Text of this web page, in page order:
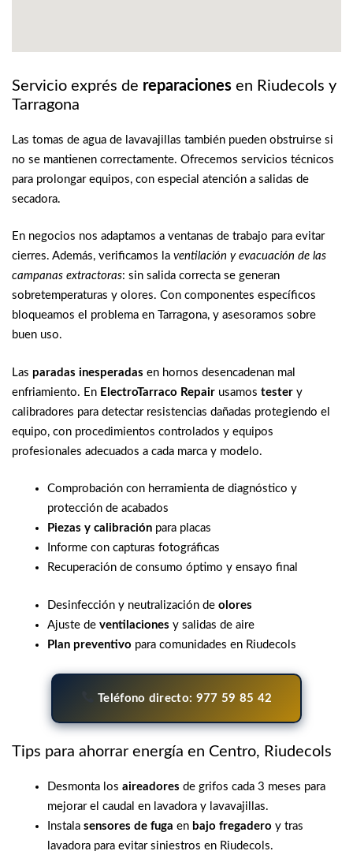
Servicio exprés de reparaciones en Riudecols y
Tarragona
Las tomas de agua de lavavajillas también pueden obstruirse si
no se mantienen correctamente. Ofrecemos servicios técnicos
para prolongar equipos, con especial atención a salidas de
secadora.
En negocios nos adaptamos a ventanas de trabajo para evitar
cierres. Además, verificamos la ventilación y evacuación de las
campanas extractoras: sin salida correcta se generan
sobretemperaturas y olores. Con componentes específicos
bloqueamos el problema en Tarragona, y asesoramos sobre
buen uso.
Las paradas inesperadas en hornos desencadenan mal
enfriamiento. En ElectroTarraco Repair usamos tester y
calibradores para detectar resistencias dañadas protegiendo el
equipo, con procedimientos controlados y equipos
profesionales adecuados a cada marca y modelo.
Comprobación con herramienta de diagnóstico y
protección de acabados
Piezas y calibración para placas
Informe con capturas fotográficas
Recuperación de consumo óptimo y ensayo final
Desinfección y neutralización de olores
Ajuste de ventilaciones y salidas de aire
Plan preventivo para comunidades en Riudecols
Teléfono directo: 977 59 85 42
Tips para ahorrar energía en Centro, Riudecols
Desmonta los aireadores de grifos cada 3 meses para
mejorar el caudal en lavadora y lavavajillas.
Instala sensores de fuga en bajo fregadero y tras
lavadora para evitar siniestros en Riudecols.